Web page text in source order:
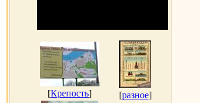
[Крепость] [разное]